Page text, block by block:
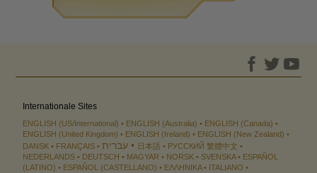
Internationale Sites
ENGLISH (US/International) ENGLISH (Australia)
ENGLISH (Canada)
ENGLISH (United Kingdom)
ENGLISH (Ireland)
ENGLISH (New Zealand)
DANSK
FRANÇAIS עברית 日本語 РУССКИЙ 繁體中文
NEDERLANDS
DEUTSCH MAGYAR NORSK SVENSKA
ESPAÑOL
(LATINO)
ESPAÑOL (CASTELLANO) ΕΛΛΗΝΙΚA
ITALIANO